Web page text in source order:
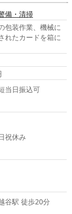
備・清掃
包装作業、機械に
れたカードを箱に
当日振込可
祝休み
谷駅 徒歩20分